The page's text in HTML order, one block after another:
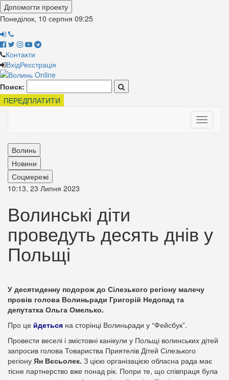
Допомогти проекту
Понеділок, 10 серпня 09:25
Контакти
ВхідРеєстрація
Поиск:
ПЕРЕДПЛАТИТИ
Toggle
Волинь
Новини
Соцмережі
10:13, 23 Липня 2023
Волинські діти
проведуть десять днів у
Польщі
У десятиденну подорож до Сілезького регіону малечу
провів голова Волиньради Григорій Недопад та
депутатка Ольга Омелько.
Про це йдеться на сторінці Волиньради у “Фейсбук”.
Провести веселі і змістовні канікули у Польщі волинських дітей
запросив голова Товариства Приятелів Дітей Сілезького
регіону Ян Вєсьолек. З цією організацією обласна рада має
тісне партнерство вже понад рік. Попри те, що співпраця була